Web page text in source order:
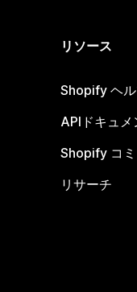
リソース
Shopify ヘ
APIドキュメ
Shopify コ
リサーチ